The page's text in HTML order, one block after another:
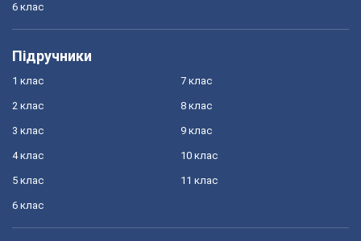
6 клас
Підручники
1 клас
2 клас
3 клас
4 клас
5 клас
6 клас
7 клас
8 клас
9 клас
10 клас
11 клас